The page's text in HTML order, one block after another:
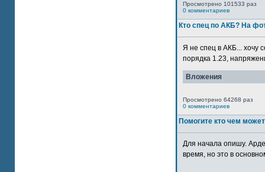
Просмотрено 101533 раз
0 комментариев
Кто спец по АКБ? На
Я не спец в АКБ... хочу
порядка 1.23,
Вложения
Просмотрено 64268 раз
0 комментариев
Помогите кто чем может
Для начала опишу.
время, но это в